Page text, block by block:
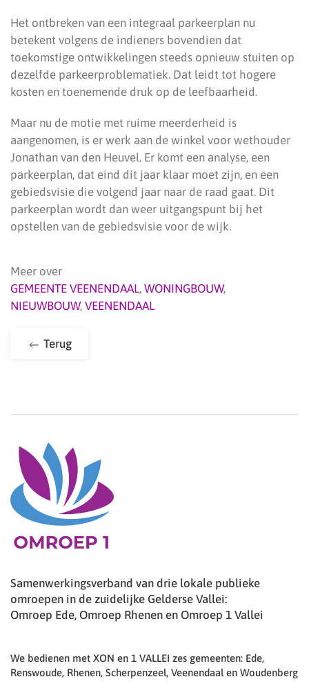
Het ontbreken van een integraal parkeerplan nu
betekent volgens de indieners bovendien dat
toekomstige ontwikkelingen steeds opnieuw stuiten op
dezelfde parkeerproblematiek. Dat leidt tot hogere
kosten en toenemende druk op de leefbaarheid.
Maar nu de motie met ruime meerderheid is
aangenomen, is er werk aan de winkel voor wethouder
Jonathan van den Heuvel. Er komt een analyse, een
parkeerplan, dat eind dit jaar klaar moet zijn, en een
gebiedsvisie die volgend jaar naar de raad gaat. Dit
parkeerplan wordt dan weer uitgangspunt bij het
opstellen van de gebiedsvisie voor de wijk.
Meer over
GEMEENTE VEENENDAAL, WONINGBOUW,
NIEUWBOUW, VEENENDAAL
Terug
Samenwerkingsverband van drie lokale publieke
omroepen in de zuidelijke Gelderse Vallei:
Omroep Ede, Omroep Rhenen en Omroep 1 Vallei
We bedienen met XON en 1 VALLEI zes gemeenten: Ede,
Renswoude, Rhenen, Scherpenzeel, Veenendaal en Woudenberg